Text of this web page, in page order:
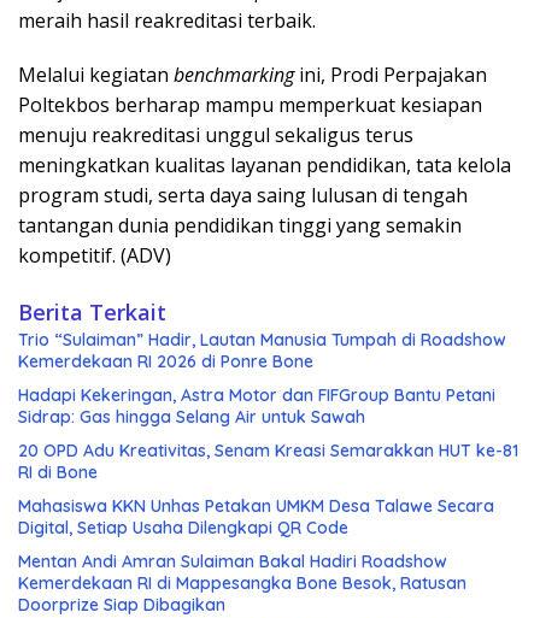
meraih hasil reakreditasi terbaik.
Melalui kegiatan benchmarkingini, Prodi Perpajakan
Poltekbos berharap mampu memperkuat kesiapan
menuju reakreditasi unggul sekaligus terus
meningkatkan kualitas layanan pendidikan, tata kelola
program studi, serta daya saing lulusan di tengah
tantangan dunia pendidikan tinggi yang semakin
kompetitif. (ADV)
Berita Terkait
Trio “Sulaiman” Hadir, Lautan Manusia Tumpah di Roadshow
Kemerdekaan RI 2026 di Ponre Bone
Hadapi Kekeringan, Astra Motor dan FIFGroup Bantu Petani
Sidrap: Gas hingga Selang Air untuk Sawah
20 OPD Adu Kreativitas, Senam Kreasi Semarakkan HUT ke-81
RI di Bone
Mahasiswa KKN Unhas Petakan UMKM Desa Talawe Secara
Digital, Setiap Usaha Dilengkapi QR Code
Mentan Andi Amran Sulaiman Bakal Hadiri Roadshow
Kemerdekaan RI di Mappesangka Bone Besok, Ratusan
Doorprize Siap Dibagikan